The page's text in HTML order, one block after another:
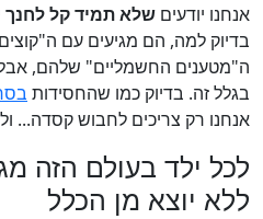
אנחנו יודעים שלא תמיד קל לחנך
בדיוק למה, הם מגיעים עם
ה"מטענים החשמליים" שלהם, אבל
בגלל זה. בדיוק כמו שהחסידות
אנחנו רק צריכים לחבוש קסדה...
לכל ילד בעולם הזה
ללא יוצא מן הכלל